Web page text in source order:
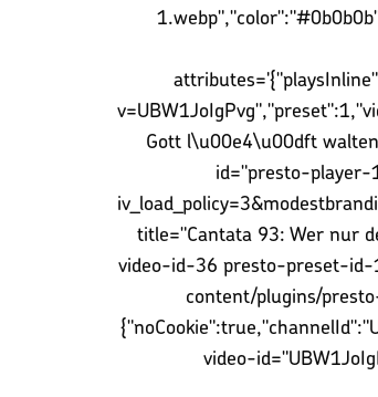
Gott l\u00e4\u00dft
id="presto-player-
title="Cantata 93: Wer nur
video-id-36 presto-preset-id-
content/plugins/
video-